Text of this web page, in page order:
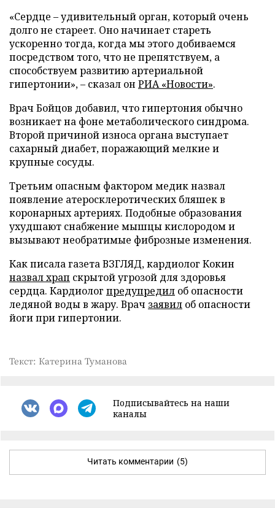
«Сердце – удивительный орган, который очень
долго не стареет. Оно начинает стареть
ускоренно тогда, когда мы этого добиваемся
посредством того, что не препятствуем, а
способствуем развитию артериальной
гипертонии», – сказал он РИА «Новости».
Врач Бойцов добавил, что гипертония обычно
возникает на фоне метаболического синдрома.
Второй причиной износа органа выступает
сахарный диабет, поражающий мелкие и
крупные сосуды.
Третьим опасным фактором медик назвал
появление атеросклеротических бляшек в
коронарных артериях. Подобные образования
ухудшают снабжение мышцы кислородом и
вызывают необратимые фиброзные изменения.
Как писала газета ВЗГЛЯД, кардиолог Кокин
назвал храп скрытой угрозой для здоровья
сердца. Кардиолог предупредил об опасности
ледяной воды в жару. Врач заявил об опасности
йоги при гипертонии.
Текст: Катерина Туманова
Подписывайтесь на наши
каналы
Читать комментарии (5)